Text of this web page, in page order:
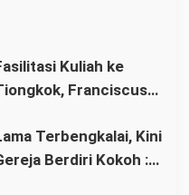
Kuliah ke
Franciscus
Dukung Pendidikan
Terbengkalai, Kini
Berdiri Kokoh :